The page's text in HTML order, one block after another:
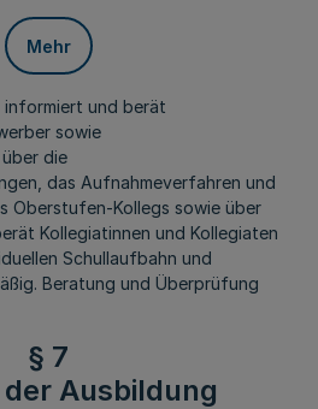
Mehr
und berät
sowie
die
das Aufnahmeverfahren und
Oberstufen-Kollegs sowie über
Kollegiatinnen und Kollegiaten
Schullaufbahn und
Beratung und Überprüfung
§ 7
Ausbildung